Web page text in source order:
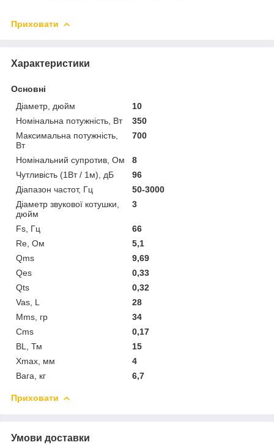
Приховати
Характеристики
Основні
Діаметр, дюйм
10
Номінальна потужність, Вт
350
Максимальна потужність,
Вт
700
Номінальний супротив, Ом
8
Чутливість (1Вт / 1м), дБ
96
Діапазон частот, Гц
50-3000
Діаметр звукової котушки,
дюйм
3
Fs, Гц
66
Re, Ом
5,1
Qms
9,69
Qes
0,33
Qts
0,32
Vas, L
28
Mms, гр
34
Cms
0,17
BL, Тм
15
Xmax, мм
4
Вага, кг
6,7
Приховати
Умови доставки